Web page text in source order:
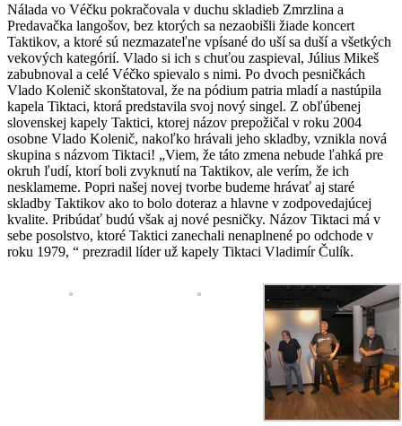
Nálada vo Véčku pokračovala v duchu skladieb Zmrzlina a
Predavačka langošov, bez ktorých sa nezaobišli žiade koncert
Taktikov, a ktoré sú nezmazateľne vpísané do uší sa duší a všetkých
vekových kategórií. Vlado si ich s chuťou zaspieval, Július Mikeš
zabubnoval a celé Véčko spievalo s nimi. Po dvoch pesničkách
Vlado Kolenič skonštatoval, že na pódium patria mladí a nastúpila
kapela Tiktaci, ktorá predstavila svoj nový singel. Z obľúbenej
slovenskej kapely Taktici, ktorej názov prepožičal v roku 2004
osobne Vlado Kolenič, nakoľko hrávali jeho skladby, vznikla nová
skupina s názvom Tiktaci! „Viem, že táto zmena nebude ľahká pre
okruh ľudí, ktorí boli zvyknutí na Taktikov, ale verím, že ich
nesklameme. Popri našej novej tvorbe budeme hrávať aj staré
skladby Taktikov ako to bolo doteraz a hlavne v zodpovedajúcej
kvalite. Pribúdať budú však aj nové pesničky. Názov Tiktaci má v
sebe posolstvo, ktoré Taktici zanechali nenaplnené po odchode v
roku 1979, “ prezradil líder už kapely Tiktaci Vladimír Čulík.